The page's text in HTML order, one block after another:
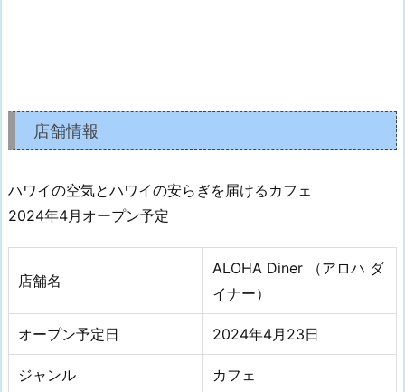
店舗情報
ハワイの空気とハワイの安らぎを届けるカフェ
2024年4月オープン予定
店舗名
ALOHA Diner （アロハ ダ
イナー）
オープン予定日 2024年4月23日
ジャンル カフェ